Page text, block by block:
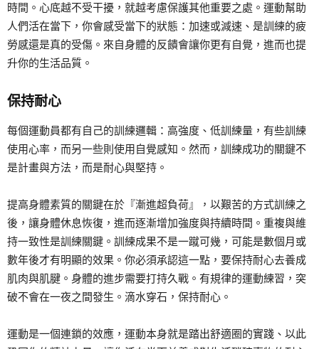
時間。心底越不受干擾，就越考慮保護其他重要之處。運動幫助
人們活在當下，你會感受當下的狀態：加速或減速、是訓練的疲
勞感還是真的受傷。來自身體的反饋會讓你更有自覺，進而也提
升你的生活品質。
保持耐心
每個運動員都有自己的訓練邏輯：高強度、低訓練量，有些訓練
使用心率，而另一些則使用自覺感知。然而，訓練成功的關鍵不
是計畫與方法，而是耐心與堅持。
提高身體素質的關鍵在於『漸進超負荷』，以艱苦的方式訓練之
後，讓身體休息恢復，進而逐漸增加強度與持續時間。重複與維
持一致性是訓練關鍵。訓練成果不是一蹴可幾，可能是數個月或
數年後才有明顯的效果。你必須承認這一點，要保持耐心去養成
肌肉與肌腱。身體的進步需要打持久戰。有規律的運動練習，突
破不會在一夜之間發生。滴水穿石，保持耐心。
運動是一個連鎖的效應，運動本身就是踏出舒適圈的實踐、以此